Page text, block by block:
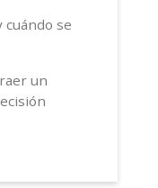
cuándo se
un